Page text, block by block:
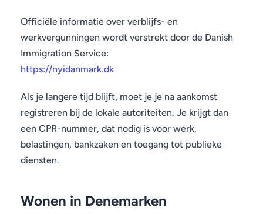
Officiële informatie over verblijfs- en
werkvergunningen wordt verstrekt door de Danish
Immigration Service:
https://nyidanmark.dk
Als je langere tijd blijft, moet je je na aankomst
registreren bij de lokale autoriteiten. Je krijgt dan
een CPR-nummer, dat nodig is voor werk,
belastingen, bankzaken en toegang tot publieke
diensten.
Wonen in Denemarken